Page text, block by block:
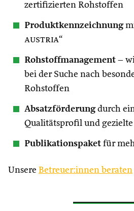
zertifizierten Rohstoffen
Produktkennzeichnung
austria“
Rohstoffmanagement –
bei der Suche nach
Rohstoffen
Absatzförderungdurch
Qualitätsprofil und
Publikationspaket für
Unsere Betreuer:innen beraten